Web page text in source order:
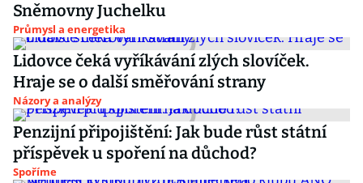
Sněmovny Juchelku
Průmysl a energetika
Lidovce čeká vyříkávání zlých slovíček.
Hraje se o další směřování strany
Názory a analýzy
Penzijní připojištění: Jak bude růst státní
příspěvek u spoření na důchod?
Spoříme